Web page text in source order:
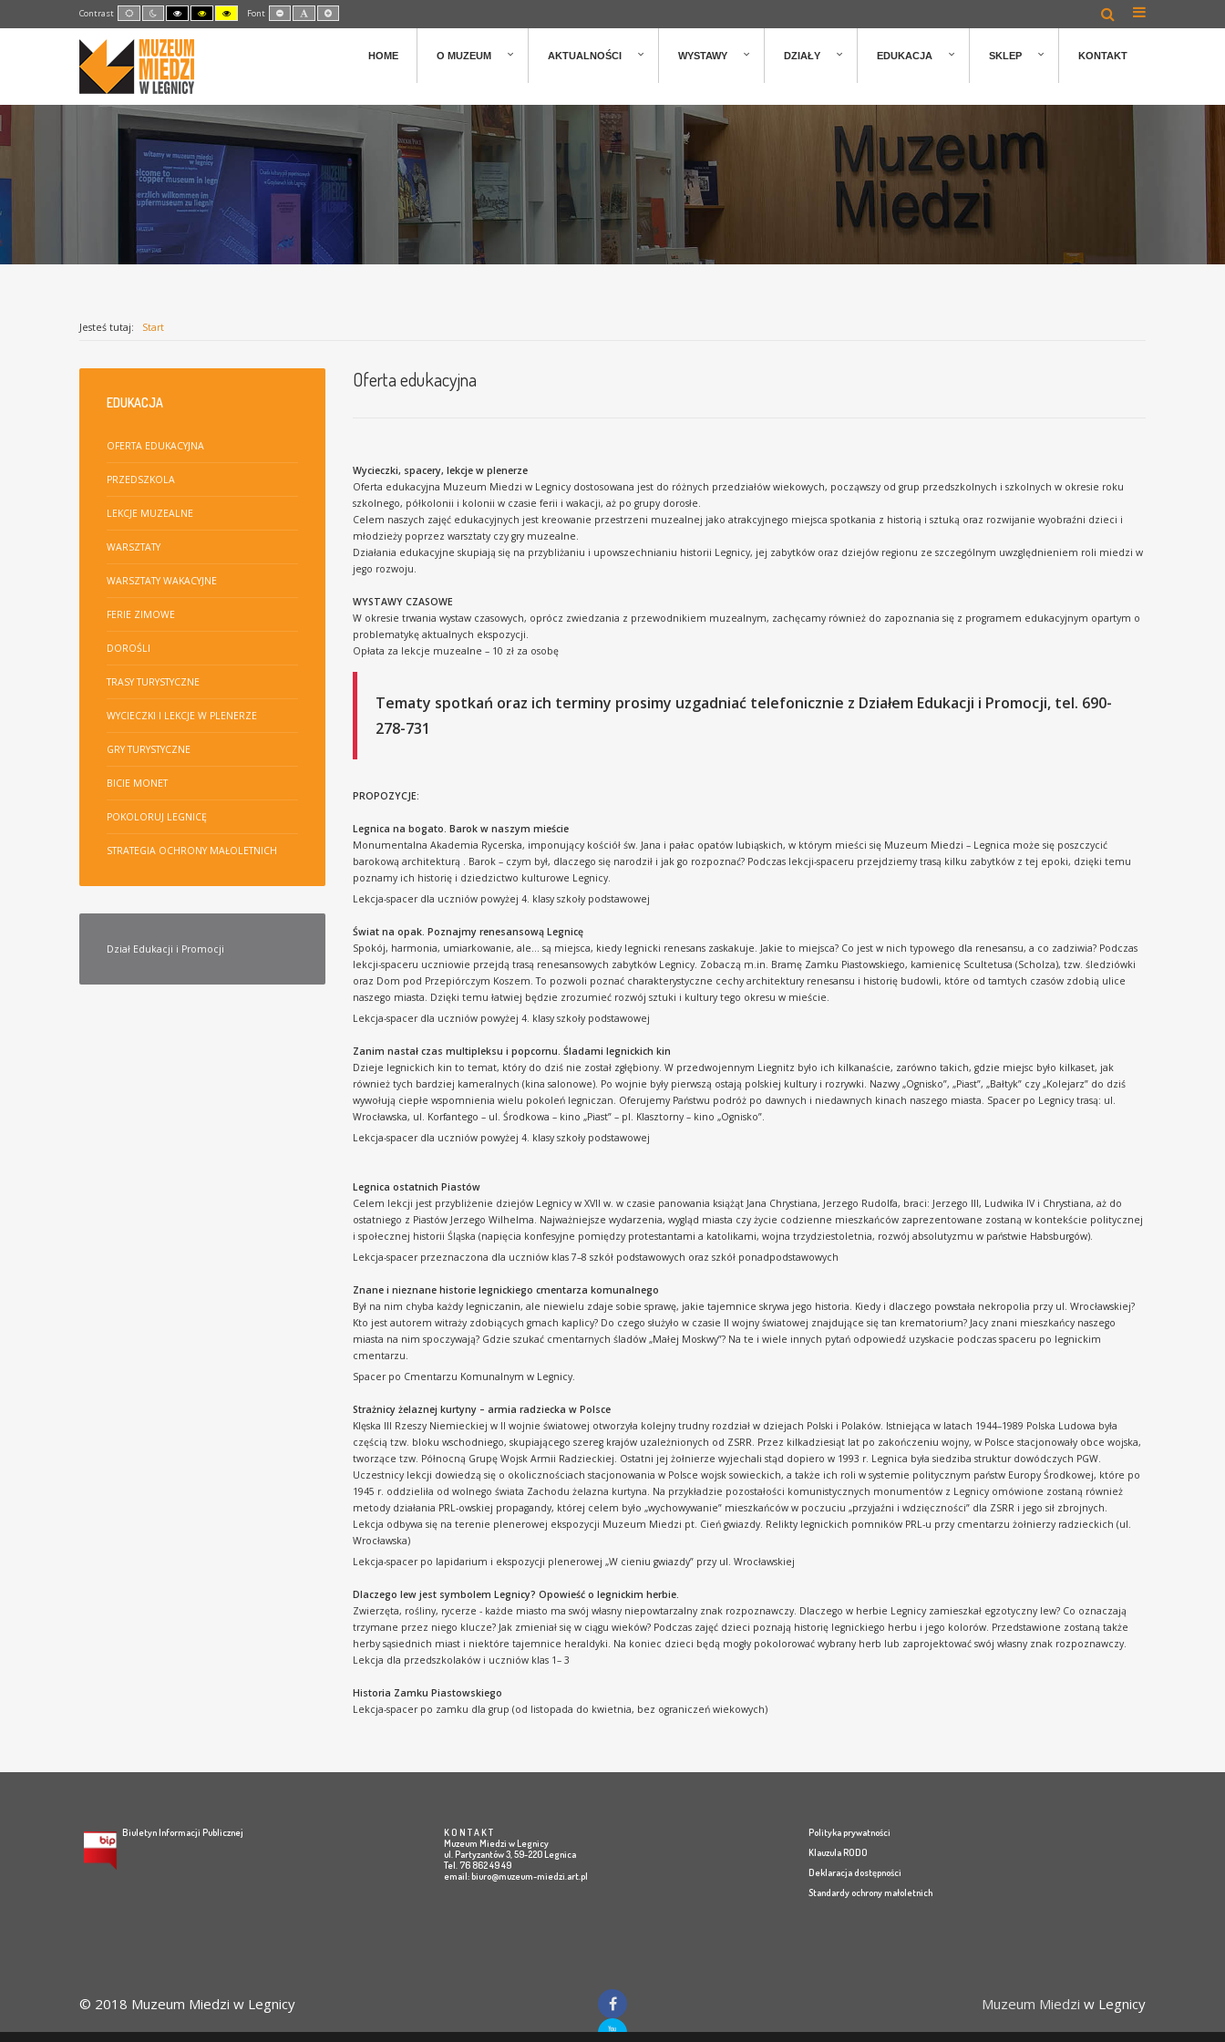
Contrast Default
mode
Night
mode
High
Contrast
Black
White
mode
High
Contrast
Black
High
Contrast
Yellow
Font Set
Smaller
Font
Default
Font
Set
Larger
Font
HOME O MUZEUM AKTUALNOŚCI WYSTAWY DZIAŁY EDUKACJA SKLEP KONTAKT
Jesteś tutaj: Start
Oferta edukacyjna
Wycieczki, spacery, lekcje w plenerze
Oferta edukacyjna Muzeum Miedzi w Legnicy dostosowana jest do różnych przedziałów wiekowych, począwszy od grup przedszkolnych i szkolnych w okresie roku
szkolnego, półkolonii i kolonii w czasie ferii i wakacji, aż po grupy dorosłe.
Celem naszych zajęć edukacyjnych jest kreowanie przestrzeni muzealnej jako atrakcyjnego miejsca spotkania z historią i sztuką oraz rozwijanie wyobraźni dzieci i
młodzieży poprzez warsztaty czy gry muzealne.
Działania edukacyjne skupiają się na przybliżaniu i upowszechnianiu historii Legnicy, jej zabytków oraz dziejów regionu ze szczególnym uwzględnieniem roli miedzi w
jego rozwoju.
WYSTAWY CZASOWE
W okresie trwania wystaw czasowych, oprócz zwiedzania z przewodnikiem muzealnym, zachęcamy również do zapoznania się z programem edukacyjnym opartym o
problematykę aktualnych ekspozycji.
Opłata za lekcje muzealne – 10 zł za osobę
Tematy spotkań oraz ich terminy prosimy uzgadniać telefonicznie z Działem Edukacji i Promocji, tel. 690-
278-731
PROPOZYCJE:
Legnica na bogato. Barok w naszym mieście
Monumentalna Akademia Rycerska, imponujący kościół św. Jana i pałac opatów lubiąskich, w którym mieści się Muzeum Miedzi – Legnica może się poszczycić
barokową architekturą . Barok – czym był, dlaczego się narodził i jak go rozpoznać? Podczas lekcji-spaceru przejdziemy trasą kilku zabytków z tej epoki, dzięki temu
poznamy ich historię i dziedzictwo kulturowe Legnicy.
Lekcja-spacer dla uczniów powyżej 4. klasy szkoły podstawowej
Świat na opak. Poznajmy renesansową Legnicę
Spokój, harmonia, umiarkowanie, ale… są miejsca, kiedy legnicki renesans zaskakuje. Jakie to miejsca? Co jest w nich typowego dla renesansu, a co zadziwia? Podczas
lekcji-spaceru uczniowie przejdą trasą renesansowych zabytków Legnicy. Zobaczą m.in. Bramę Zamku Piastowskiego, kamienicę Scultetusa (Scholza), tzw. śledziówki
oraz Dom pod Przepiórczym Koszem. To pozwoli poznać charakterystyczne cechy architektury renesansu i historię budowli, które od tamtych czasów zdobią ulice
naszego miasta. Dzięki temu łatwiej będzie zrozumieć rozwój sztuki i kultury tego okresu w mieście.
Lekcja-spacer dla uczniów powyżej 4. klasy szkoły podstawowej
Zanim nastał czas multipleksu i popcornu. Śladami legnickich kin
Dzieje legnickich kin to temat, który do dziś nie został zgłębiony. W przedwojennym Liegnitz było ich kilkanaście, zarówno takich, gdzie miejsc było kilkaset, jak
również tych bardziej kameralnych (kina salonowe). Po wojnie były pierwszą ostają polskiej kultury i rozrywki. Nazwy „Ognisko”, „Piast”, „Bałtyk” czy „Kolejarz” do dziś
wywołują ciepłe wspomnienia wielu pokoleń legniczan. Oferujemy Państwu podróż po dawnych i niedawnych kinach naszego miasta. Spacer po Legnicy trasą: ul.
Wrocławska, ul. Korfantego – ul. Środkowa – kino „Piast” – pl. Klasztorny – kino „Ognisko”.
Lekcja-spacer dla uczniów powyżej 4. klasy szkoły podstawowej
Legnica ostatnich Piastów
Celem lekcji jest przybliżenie dziejów Legnicy w XVII w. w czasie panowania książąt Jana Chrystiana, Jerzego Rudolfa, braci: Jerzego III, Ludwika IV i Chrystiana, aż do
ostatniego z Piastów Jerzego Wilhelma. Najważniejsze wydarzenia, wygląd miasta czy życie codzienne mieszkańców zaprezentowane zostaną w kontekście politycznej
i społecznej historii Śląska (napięcia konfesyjne pomiędzy protestantami a katolikami, wojna trzydziestoletnia, rozwój absolutyzmu w państwie Habsburgów).
Lekcja-spacer przeznaczona dla uczniów klas 7–8 szkół podstawowych oraz szkół ponadpodstawowych
Znane i nieznane historie legnickiego cmentarza komunalnego
Był na nim chyba każdy legniczanin, ale niewielu zdaje sobie sprawę, jakie tajemnice skrywa jego historia. Kiedy i dlaczego powstała nekropolia przy ul. Wrocławskiej?
Kto jest autorem witraży zdobiących gmach kaplicy? Do czego służyło w czasie II wojny światowej znajdujące się tan krematorium? Jacy znani mieszkańcy naszego
miasta na nim spoczywają? Gdzie szukać cmentarnych śladów „Małej Moskwy”? Na te i wiele innych pytań odpowiedź uzyskacie podczas spaceru po legnickim
cmentarzu.
Spacer po Cmentarzu Komunalnym w Legnicy.
Strażnicy żelaznej kurtyny – armia radziecka w Polsce
Klęska III Rzeszy Niemieckiej w II wojnie światowej otworzyła kolejny trudny rozdział w dziejach Polski i Polaków. Istniejąca w latach 1944–1989 Polska Ludowa była
częścią tzw. bloku wschodniego, skupiającego szereg krajów uzależnionych od ZSRR. Przez kilkadziesiąt lat po zakończeniu wojny, w Polsce stacjonowały obce wojska,
tworzące tzw. Północną Grupę Wojsk Armii Radzieckiej. Ostatni jej żołnierze wyjechali stąd dopiero w 1993 r. Legnica była siedziba struktur dowódczych PGW.
Uczestnicy lekcji dowiedzą się o okolicznościach stacjonowania w Polsce wojsk sowieckich, a także ich roli w systemie politycznym państw Europy Środkowej, które po
1945 r. oddzieliła od wolnego świata Zachodu żelazna kurtyna. Na przykładzie pozostałości komunistycznych monumentów z Legnicy omówione zostaną również
metody działania PRL-owskiej propagandy, której celem było „wychowywanie” mieszkańców w poczuciu „przyjaźni i wdzięczności” dla ZSRR i jego sił zbrojnych.
Lekcja odbywa się na terenie plenerowej ekspozycji Muzeum Miedzi pt. Cień gwiazdy. Relikty legnickich pomników PRL-u przy cmentarzu żołnierzy radzieckich (ul.
Wrocławska)
Lekcja-spacer po lapidarium i ekspozycji plenerowej „W cieniu gwiazdy” przy ul. Wrocławskiej
Dlaczego lew jest symbolem Legnicy? Opowieść o legnickim herbie.
Zwierzęta, rośliny, rycerze - każde miasto ma swój własny niepowtarzalny znak rozpoznawczy. Dlaczego w herbie Legnicy zamieszkał egzotyczny lew? Co oznaczają
trzymane przez niego klucze? Jak zmieniał się w ciągu wieków? Podczas zajęć dzieci poznają historię legnickiego herbu i jego kolorów. Przedstawione zostaną także
herby sąsiednich miast i niektóre tajemnice heraldyki. Na koniec dzieci będą mogły pokolorować wybrany herb lub zaprojektować swój własny znak rozpoznawczy.
Lekcja dla przedszkolaków i uczniów klas 1– 3
Historia Zamku Piastowskiego
Lekcja-spacer po zamku dla grup (od listopada do kwietnia, bez ograniczeń wiekowych)
EDUKACJA
OFERTA EDUKACYJNA
PRZEDSZKOLA
LEKCJE MUZEALNE
WARSZTATY
WARSZTATY WAKACYJNE
FERIE ZIMOWE
DOROŚLI
TRASY TURYSTYCZNE
WYCIECZKI I LEKCJE W PLENERZE
GRY TURYSTYCZNE
BICIE MONET
POKOLORUJ LEGNICĘ
STRATEGIA OCHRONY MAŁOLETNICH
Dział Edukacji i Promocji
Biuletyn Informacji Publicznej
K O N T A K T
Muzeum Miedzi w Legnicy
ul. Partyzantów 3, 59-220 Legnica
Tel. 76 862 49 49
email:biuro@muzeum-miedzi.art.pl
Polityka prywatności
Klauzula RODO
Deklaracja dostępności
Standardy ochrony małoletnich
© 2018 Muzeum Miedzi w Legnicy Muzeum Miedzi w Legnicy